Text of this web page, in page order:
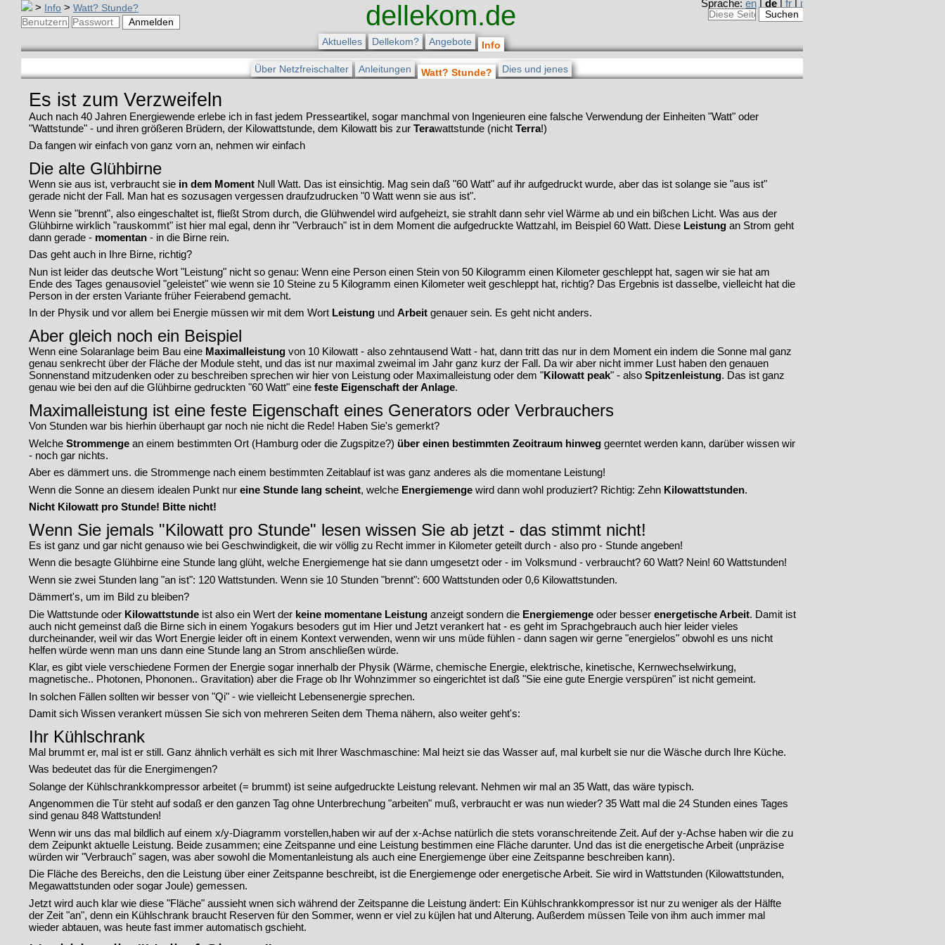
> Info >Watt? Stunde? Sprache:en |de |fr it
dellekom.de
Aktuelles Dellekom? Angebote Info
Über Netzfreischalter Anleitungen Watt? Stunde? Dies und jenes
Es ist zum Verzweifeln
Auch nach 40 Jahren Energiewende erlebe ich in fast jedem Presseartikel, sogar manchmal von Ingenieuren eine falsche Verwendung der Einheiten "Watt" oder
"Wattstunde" - und ihren größeren Brüdern, der Kilowattstunde, dem Kilowatt bis zur Terawattstunde (nicht Terra!)
Da fangen wir einfach von ganz vorn an, nehmen wir einfach
Die alte Glühbirne
Wenn sie aus ist, verbraucht sie in dem MomentNull Watt. Das ist einsichtig. Mag sein daß "60 Watt" auf ihr aufgedruckt wurde, aber das ist solange sie "aus ist"
gerade nicht der Fall. Man hat es sozusagen vergessen draufzudrucken "0 Watt wenn sie aus ist".
Wenn sie "brennt", also eingeschaltet ist, fließt Strom durch, die Glühwendel wird aufgeheizt, sie strahlt dann sehr viel Wärme ab und ein bißchen Licht. Was aus der
Glühbirne wirklich "rauskommt" ist hier mal egal, denn ihr "Verbrauch" ist in dem Moment die aufgedruckte Wattzahl, im Beispiel 60 Watt. Diese Leistungan Strom geht
dann gerade - momentan- in die Birne rein.
Das geht auch in Ihre Birne, richtig?
Nun ist leider das deutsche Wort "Leistung" nicht so genau: Wenn eine Person einen Stein von 50 Kilogramm einen Kilometer geschleppt hat, sagen wir sie hat am
Ende des Tages genausoviel "geleistet" wie wenn sie 10 Steine zu 5 Kilogramm einen Kilometer weit geschleppt hat, richtig? Das Ergebnis ist dasselbe, vielleicht hat die
Person in der ersten Variante früher Feierabend gemacht.
In der Physik und vor allem bei Energie müssen wir mit dem Wort Leistungund Arbeitgenauer sein. Es geht nicht anders.
Aber gleich noch ein Beispiel
Wenn eine Solaranlage beim Bau eine Maximalleistungvon 10 Kilowatt - also zehntausend Watt - hat, dann tritt das nur in dem Moment ein indem die Sonne mal ganz
genau senkrecht über der Fläche der Module steht, und das ist nur maximal zweimal im Jahr ganz kurz der Fall. Da wir aber nicht immer Lust haben den genauen
Sonnenstand mitzudenken oder zu beschreiben sprechen wir hier von Leistung oder Maximalleistung oder dem "Kilowatt peak" - also Spitzenleistung. Das ist ganz
genau wie bei den auf die Glühbirne gedruckten "60 Watt" einefeste Eigenschaft der Anlage.
Maximalleistung ist eine feste Eigenschaft eines Generators oder Verbrauchers
Von Stunden war bis hierhin überhaupt gar noch nie nicht die Rede! Haben Sie's gemerkt?
Welche Strommengean einem bestimmten Ort (Hamburg oder die Zugspitze?) über einen bestimmten Zeoitraum hinweggeerntet werden kann, darüber wissen wir
- noch gar nichts.
Aber es dämmert uns. die Strommenge nach einem bestimmten Zeitablauf ist was ganz anderes als die momentane Leistung!
Wenn die Sonne an diesem idealen Punkt nur eine Stunde lang scheint, welche Energiemengewird dann wohl produziert? Richtig: Zehn Kilowattstunden.
Nicht Kilowatt pro Stunde! Bitte nicht!
Wenn Sie jemals "Kilowatt pro Stunde" lesen wissen Sie ab jetzt - das stimmt nicht!
Es ist ganz und gar nicht genauso wie bei Geschwindigkeit, die wir völlig zu Recht immer in Kilometer geteilt durch - also pro - Stunde angeben!
Wenn die besagte Glühbirne eine Stunde lang glüht, welche Energiemenge hat sie dann umgesetzt oder - im Volksmund - verbraucht? 60 Watt? Nein! 60 Wattstunden!
Wenn sie zwei Stunden lang "an ist": 120 Wattstunden. Wenn sie 10 Stunden "brennt": 600 Wattstunden oder 0,6 Kilowattstunden.
Dämmert's, um im Bild zu bleiben?
Die Wattstunde oder Kilowattstundeist also ein Wert der keine momentane Leistunganzeigt sondern die Energiemengeoder besser energetische Arbeit. Damit ist
auch nicht gemeinst daß die Birne sich in einem Yogakurs besoders gut im Hier und Jetzt verankert hat - es geht im Sprachgebrauch auch hier leider vieles
durcheinander, weil wir das Wort Energie leider oft in einem Kontext verwenden, wenn wir uns müde fühlen - dann sagen wir gerne "energielos" obwohl es uns nicht
helfen würde wenn man uns dann eine Stunde lang an Strom anschließen würde.
Klar, es gibt viele verschiedene Formen der Energie sogar innerhalb der Physik (Wärme, chemische Energie, elektrische, kinetische, Kernwechselwirkung,
magnetische.. Photonen, Phononen.. Gravitation) aber die Frage ob Ihr Wohnzimmer so eingerichtet ist daß "Sie eine gute Energie verspüren" ist nicht gemeint.
In solchen Fällen sollten wir besser von "Qi" - wie vielleicht Lebensenergie sprechen.
Damit sich Wissen verankert müssen Sie sich von mehreren Seiten dem Thema nähern, also weiter geht's:
Ihr Kühlschrank
Mal brummt er, mal ist er still. Ganz ähnlich verhält es sich mit Ihrer Waschmaschine: Mal heizt sie das Wasser auf, mal kurbelt sie nur die Wäsche durch Ihre Küche.
Was bedeutet das für die Energimengen?
Solange der Kühlschrankkompressor arbeitet (= brummt) ist seine aufgedruckte Leistung relevant. Nehmen wir mal an 35 Watt, das wäre typisch.
Angenommen die Tür steht auf sodaß er den ganzen Tag ohne Unterbrechung "arbeiten" muß, verbraucht er was nun wieder? 35 Watt mal die 24 Stunden eines Tages
sind genau 848 Wattstunden!
Wenn wir uns das mal bildlich auf einem x/y-Diagramm vorstellen,haben wir auf der x-Achse natürlich die stets voranschreitende Zeit. Auf der y-Achse haben wir die zu
dem Zeipunkt aktuelle Leistung. Beide zusammen; eine Zeitspanne und eine Leistung bestimmen eine Fläche darunter. Und das ist die energetische Arbeit (unpräzise
würden wir "Verbrauch" sagen, was aber sowohl die Momentanleistung als auch eine Energiemenge über eine Zeitspanne beschreiben kann).
Die Fläche des Bereichs, den die Leistung über einer Zeitspanne beschreibt, ist die Energiemenge oder energetische Arbeit. Sie wird in Wattstunden (Kilowattstunden,
Megawattstunden oder sogar Joule) gemessen.
Jetzt wird auch klar wie diese "Fläche" aussieht wnen sich während der Zeitspanne die Leistung ändert: Ein Kühlschrankkompressor ist nur zu weniger als der Hälfte
der Zeit "an", denn ein Kühlschrank braucht Reserven für den Sommer, wenn er viel zu küjlen hat und Alterung. Außerdem müssen Teile von ihm auch immer mal
wieder abtauen, was heute fast immer automatisch gschieht.